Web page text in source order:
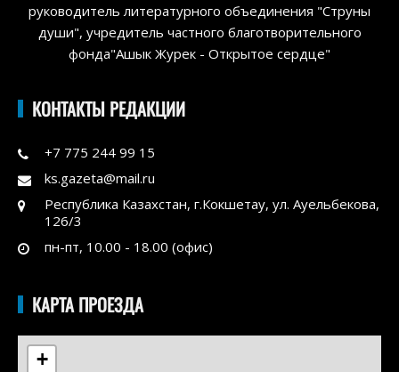
руководитель литературного объединения "Струны
души", учредитель частного благотворительного
фонда"Ашык Журек - Открытое сердце"
КОНТАКТЫ РЕДАКЦИИ
+7 775 244 99 15
ks.gazeta@mail.ru
Республика Казахстан, г.Кокшетау, ул. Ауельбекова,
126/3
пн-пт, 10.00 - 18.00 (офис)
КАРТА ПРОЕЗДА
+